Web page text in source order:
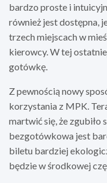
bardzo proste i
również jest dostępna,
trzech miejscach w
kierowcy. W tej
gotówkę.
Z pewnością nowy
korzystania z MPK.
martwić się, że zgubiło
bezgotówkowa jest
biletu bardziej
będzie w środkowej